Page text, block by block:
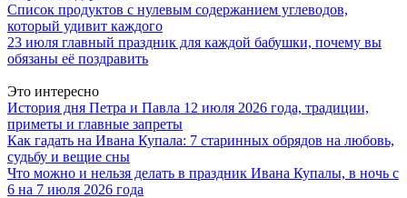
Список продуктов с нулевым содержанием углеводов,
который удивит каждого
23 июля главный праздник для каждой бабушки, почему вы
обязаны её поздравить
Это интересно
История дня Петра и Павла 12 июля 2026 года, традиции,
приметы и главные запреты
Как гадать на Ивана Купала: 7 старинных обрядов на любовь,
судьбу и вещие сны
Что можно и нельзя делать в праздник Ивана Купалы, в ночь с
6 на 7 июля 2026 года